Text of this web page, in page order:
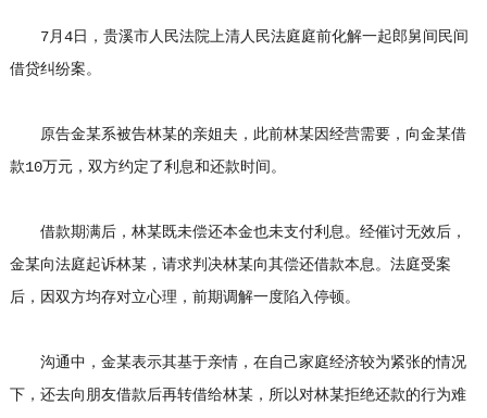
7月4日，贵溪市人民法院上清人民法庭庭前化解一起郎舅间民间
借贷纠纷案。
原告金某系被告林某的亲姐夫，此前林某因经营需要，向金某借
款10万元，双方约定了利息和还款时间。
借款期满后，林某既未偿还本金也未支付利息。经催讨无效后，
金某向法庭起诉林某，请求判决林某向其偿还借款本息。法庭受案
后，因双方均存对立心理，前期调解一度陷入停顿。
沟通中，金某表示其基于亲情，在自己家庭经济较为紧张的情况
下，还去向朋友借款后再转借给林某，所以对林某拒绝还款的行为难